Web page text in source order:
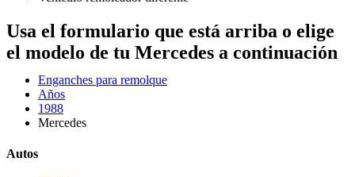
Usa el formulario que está arriba o elige
el modelo de tu Mercedes a continuación
Enganches para remolque
Años
1988
Mercedes
Autos